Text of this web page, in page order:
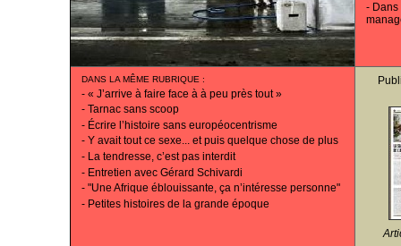
-
DANS LA MÊME RUBRIQUE :
- « J’arrive à faire face à à peu près tout »
- Tarnac sans scoop
- Écrire l’histoire sans européocentrisme
- Y avait tout ce sexe... et puis quelque chose de plus
- La tendresse, c’est pas interdit
- Entretien avec Gérard Schivardi
- "Une Afrique éblouissante, ça n’intéresse personne"
- Petites histoires de la grande époque